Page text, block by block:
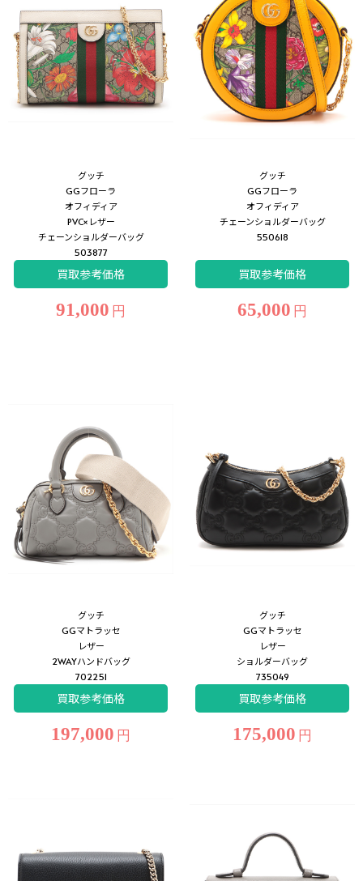
グッチ
GGフローラ
オフィディア
PVC×レザー
チェーンショルダーバッグ
503877
買取参考価格
91,000 円
グッチ
GGフローラ
オフィディア
チェーンショルダーバッグ
550618
買取参考価格
65,000 円
グッチ
GGマトラッセ
レザー
2WAYハンドバッグ
702251
買取参考価格
197,000 円
グッチ
GGマトラッセ
レザー
ショルダーバッグ
735049
買取参考価格
175,000 円